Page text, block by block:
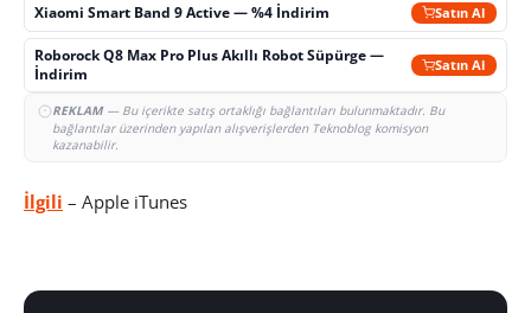
Xiaomi Smart Band 9 Active — %4 İndirim Satın Al
Roborock Q8 Max Pro Plus Akıllı Robot Süpürge —
İndirim
Satın Al
REKLAM— Bu içerikte satış ortaklığı bağlantıları bulunmaktadır. Bu
bağlantılar üzerinden yapılan alışverişlerden Teknoblog komisyon
kazanabilir.
İlgili – Apple iTunes